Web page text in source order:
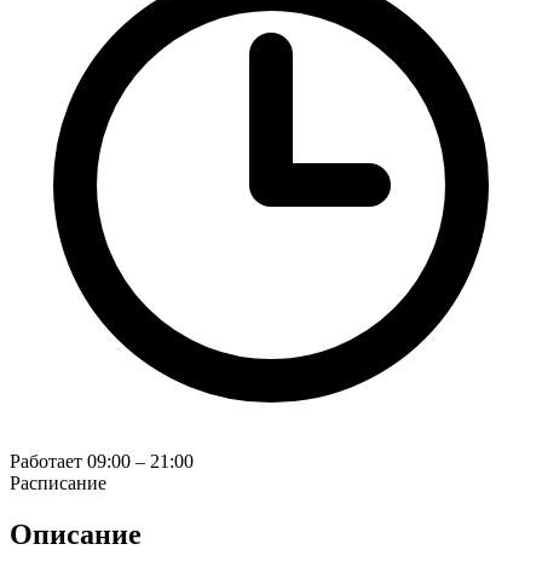
Работает 09:00 – 21:00
Расписание
Описание